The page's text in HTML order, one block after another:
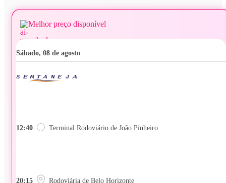
Melhor preço disponível
sábado, 08 de agosto
12:40 Terminal Rodoviário de João Pinheiro
20:15 Rodoviária de Belo Horizonte